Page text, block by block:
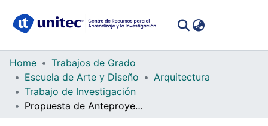
Communities
Collections
All of DSpace
Home
Trabajos de Grado
Escuela de Arte y Diseño
Arquitectura
Trabajo de Investigación
Propuesta de Anteproyecto para el diseño del Centro Ecomarino de la Biodiversidad en Puerto Cortés: Exhibición de Fauna Marina, Flora Terrestre y Hub Científic